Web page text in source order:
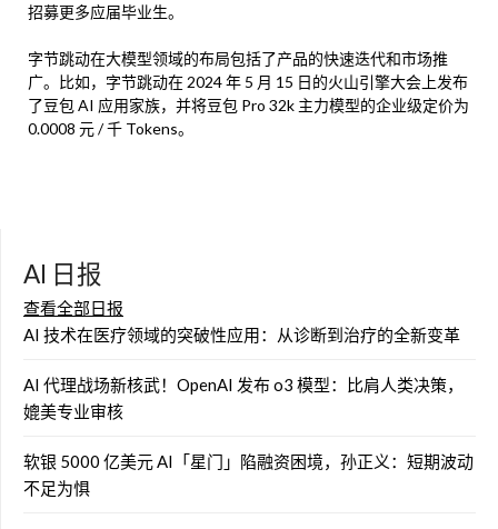
招募更多应届毕业生。
字节跳动在大模型领域的布局包括了产品的快速迭代和市场推
广。比如，字节跳动在 2024 年 5 月 15 日的火山引擎大会上发布
了豆包 AI 应用家族，并将豆包 Pro 32k 主力模型的企业级定价为
0.0008 元 / 千 Tokens。
AI 日报
查看全部日报
AI 技术在医疗领域的突破性应用：从诊断到治疗的全新变革
AI 代理战场新核武！OpenAI 发布 o3 模型：比肩人类决策，
媲美专业审核
软银 5000 亿美元 AI「星门」陷融资困境，孙正义：短期波动
不足为惧